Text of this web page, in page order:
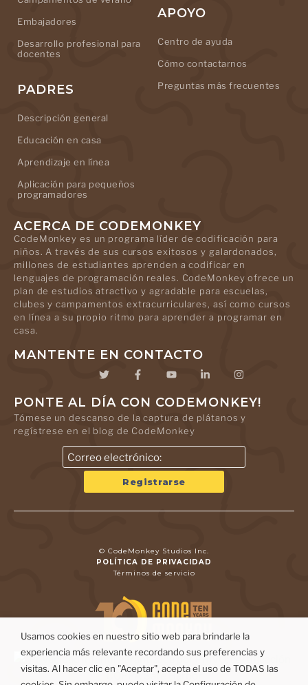
Embajadores
Desarrollo profesional para
docentes
PADRES
Descripción general
Educación en casa
Aprendizaje en línea
Aplicación para pequeños
programadores
APOYO
Centro de ayuda
Cómo contactarnos
Preguntas más frecuentes
ACERCA DE CODEMONKEY
CodeMonkey es un programa líder de codificación para
niños. A través de sus cursos exitosos y galardonados,
millones de estudiantes aprenden a codificar en
lenguajes de programación reales. CodeMonkey ofrece un
plan de estudios atractivo y agradable para escuelas,
clubes y campamentos extracurriculares, así como cursos
en línea a su propio ritmo para aprender a programar en
casa.
MANTENTE EN CONTACTO
PONTE AL DÍA CON CODEMONKEY!
Tómese un descanso de la captura de plátanos y
regístrese en el blog de CodeMonkey
© CodeMonkey Studios Inc.
POLÍTICA DE PRIVACIDAD
Términos de servicio
Usamos cookies en nuestro sitio web para brindarle la
experiencia más relevante recordando sus preferencias y
visitas. Al hacer clic en "Aceptar", acepta el uso de TODAS las